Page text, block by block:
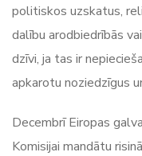
politiskos uzskatus,
dalību arodbiedrībās
dzīvi, ja tas ir
apkarotu noziedzīgus
Decembrī Eiropas
Komisijai mandātu